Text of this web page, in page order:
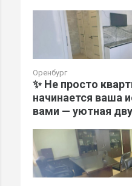
Оренбург
✨ Не просто
начинается ваша
вами — уютная